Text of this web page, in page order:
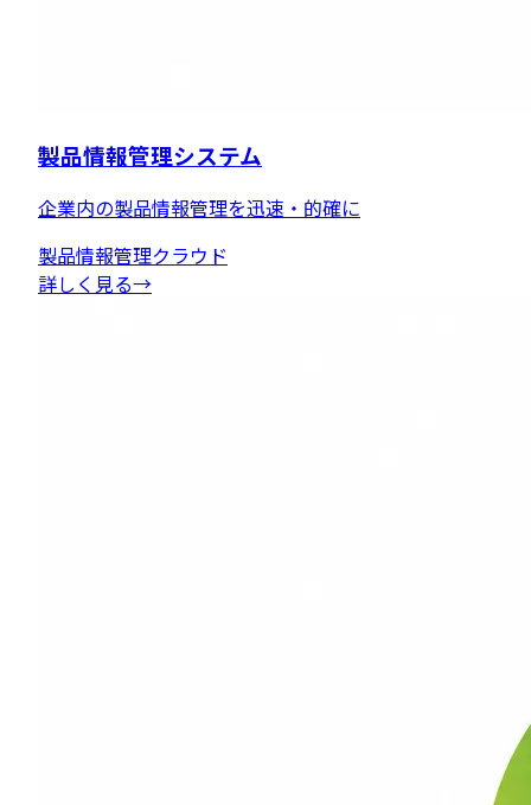
製品情報管理システム
企業内の製品情報管理を迅速・的確に
製品情報管理クラウド
詳しく見る→